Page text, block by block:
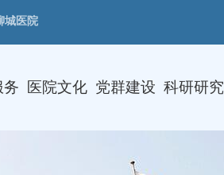
城医院
务 医院文化 党群建设 科研研究